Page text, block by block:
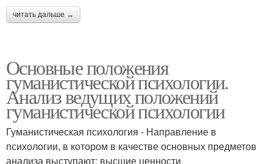
читать дальше →
Основные положения
гуманистической психологии.
Анализ ведущих положений
гуманистической психологии
Гуманистическая психология - Направление в
психологии, в котором в качестве основных предметов
анализа выступают: высшие ценности,